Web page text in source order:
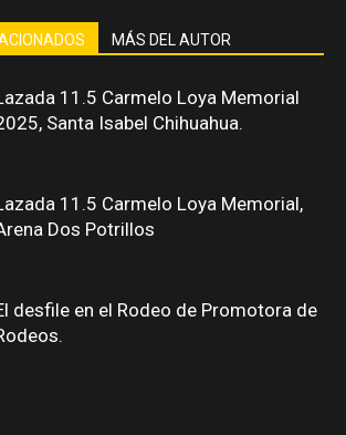
MÁS DEL AUTOR
11.5 Carmelo Loya Memorial
Santa Isabel Chihuahua.
11.5 Carmelo Loya Memorial,
Dos Potrillos
desfile en el Rodeo de Promotora de